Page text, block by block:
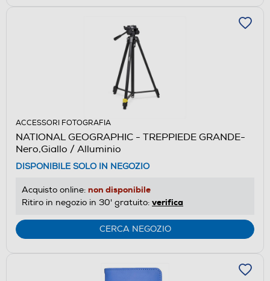
ACCESSORI FOTOGRAFIA
NATIONAL GEOGRAPHIC - TREPPIEDE GRANDE-
Nero,Giallo / Alluminio
DISPONIBILE SOLO IN NEGOZIO
Acquisto online: non disponibile
Ritiro in negozio in 30' gratuito: verifica
CERCA NEGOZIO